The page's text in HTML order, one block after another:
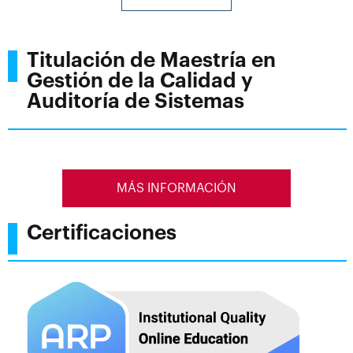
Titulación de Maestría en
Gestión de la Calidad y
Auditoría de Sistemas
MÁS INFORMACIÓN
Certificaciones